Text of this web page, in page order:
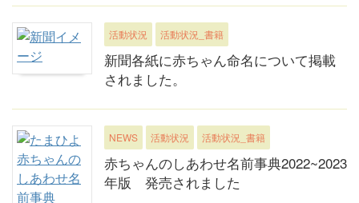
活動状況 活動状況_書籍
新聞各紙に赤ちゃん命名について掲載
されました。
NEWS 活動状況 活動状況_書籍
赤ちゃんのしあわせ名前事典2022~2023
年版 発売されました